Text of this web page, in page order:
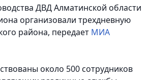
ДВД Алматинской области
организовали трехдневную
района, передает МИА
около 500 сотрудников